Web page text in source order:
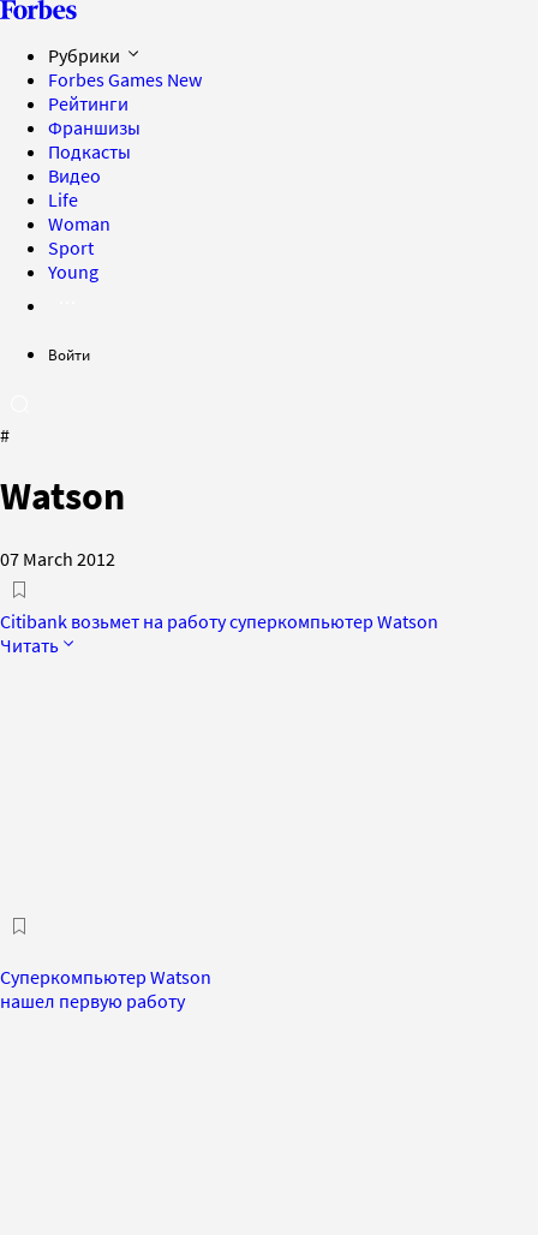
Рубрики
Forbes Games New
Рейтинги
Франшизы
Подкасты
Видео
Life
Woman
Sport
Young
Войти
#
Watson
07 March 2012
Citibank возьмет на работу суперкомпьютер Watson
Читать
Суперкомпьютер Watson
нашел первую работу